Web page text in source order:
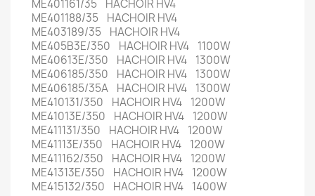
ME401161/35 HACHOIR HV4
ME401188/35 HACHOIR HV4
ME403189/35 HACHOIR HV4
ME405B3E/350 HACHOIR HV4 1100W
ME40613E/350 HACHOIR HV4 1300W
ME406185/350 HACHOIR HV4 1300W
ME406185/35A HACHOIR HV4 1300W
ME410131/350 HACHOIR HV4 1200W
ME41013E/350 HACHOIR HV4 1200W
ME411131/350 HACHOIR HV4 1200W
ME41113E/350 HACHOIR HV4 1200W
ME411162/350 HACHOIR HV4 1200W
ME41313E/350 HACHOIR HV4 1200W
ME415132/350 HACHOIR HV4 1400W